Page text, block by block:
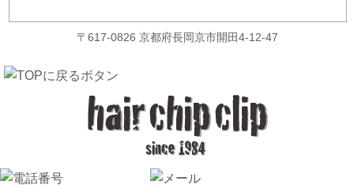
〒617-0826 京都府長岡京市開田4-12-47